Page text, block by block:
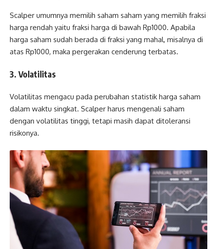
Scalper umumnya memilih saham saham yang memilih fraksi
harga rendah yaitu fraksi harga di bawah Rp1000. Apabila
harga saham sudah berada di fraksi yang mahal, misalnya di
atas Rp1000, maka pergerakan cenderung terbatas.
3. Volatilitas
Volatilitas mengacu pada perubahan statistik harga saham
dalam waktu singkat. Scalper harus mengenali saham
dengan volatilitas tinggi, tetapi masih dapat ditoleransi
risikonya.